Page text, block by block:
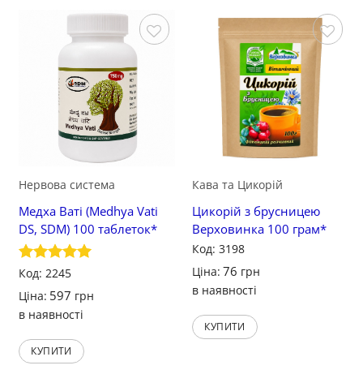
Нервова система
Медха Ваті (Medhya Vati
DS, SDM) 100 таблеток*
Оцінено в
Код: 2245
Ціна: 597 грн
в наявності
КУПИТИ
Зберегти
Кава та Цикорій
Цикорій з брусницею
Верховинка 100 грам*
Код: 3198
Ціна: 76 грн
в наявності
КУПИТИ